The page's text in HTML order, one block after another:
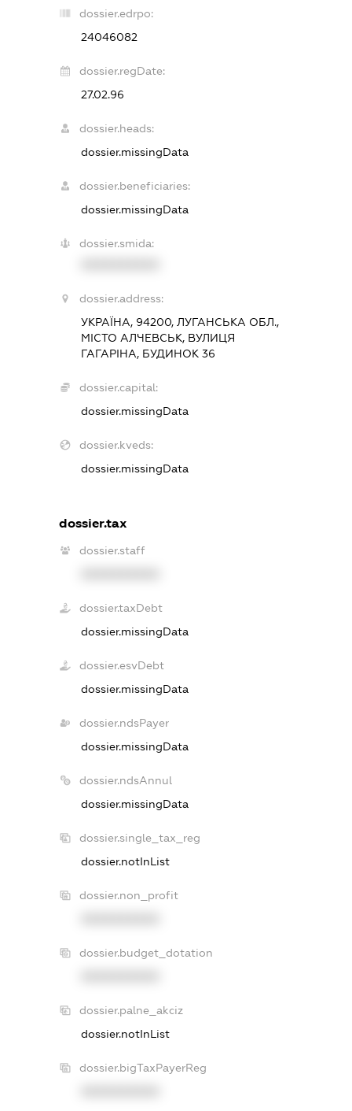
dossier.edrpo:
24046082
dossier.regDate:
27.02.96
dossier.heads:
dossier.missingData
dossier.beneficiaries:
dossier.missingData
dossier.smida:
dossier.address:
УКРАЇНА, 94200, ЛУГАНСЬКА ОБЛ.,
МІСТО АЛЧЕВСЬК, ВУЛИЦЯ
ГАГАРІНА, БУДИНОК 36
dossier.capital:
dossier.missingData
dossier.kveds:
dossier.missingData
dossier.tax
dossier.staff
dossier.taxDebt
dossier.missingData
dossier.esvDebt
dossier.missingData
dossier.ndsPayer
dossier.missingData
dossier.ndsAnnul
dossier.missingData
dossier.single_tax_reg
dossier.notInList
dossier.non_profit
dossier.budget_dotation
dossier.palne_akciz
dossier.notInList
dossier.bigTaxPayerReg